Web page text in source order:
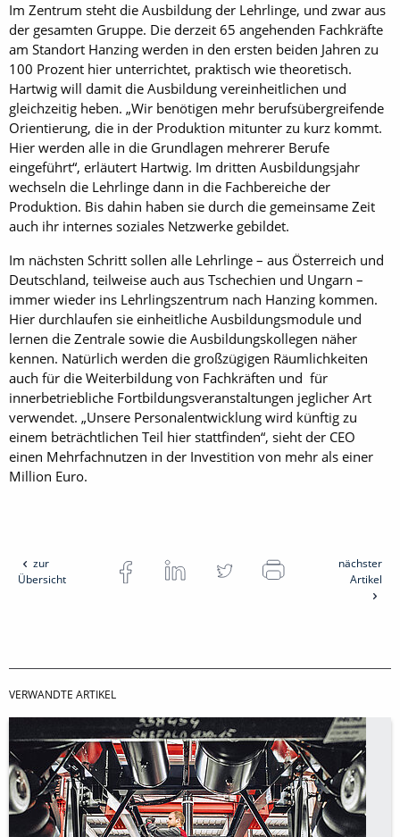
Im Zentrum steht die Ausbildung der Lehrlinge, und zwar aus
der gesamten Gruppe. Die derzeit 65 angehenden Fachkräfte
am Standort Hanzing werden in den ersten beiden Jahren zu
100 Prozent hier unterrichtet, praktisch wie theoretisch.
Hartwig will damit die Ausbildung vereinheitlichen und
gleichzeitig heben. „Wir benötigen mehr berufsübergreifende
Orientierung, die in der Produktion mitunter zu kurz kommt.
Hier werden alle in die Grundlagen mehrerer Berufe
eingeführt“, erläutert Hartwig. Im dritten Ausbildungsjahr
wechseln die Lehrlinge dann in die Fachbereiche der
Produktion. Bis dahin haben sie durch die gemeinsame Zeit
auch ihr internes soziales Netzwerke gebildet.
Im nächsten Schritt sollen alle Lehrlinge – aus Österreich und
Deutschland, teilweise auch aus Tschechien und Ungarn –
immer wieder ins Lehrlingszentrum nach Hanzing kommen.
Hier durchlaufen sie einheitliche Ausbildungsmodule und
lernen die Zentrale sowie die Ausbildungskollegen näher
kennen. Natürlich werden die großzügigen Räumlichkeiten
auch für die Weiterbildung von Fachkräften und für
innerbetriebliche Fortbildungsveranstaltungen jeglicher Art
verwendet. „Unsere Personalentwicklung wird künftig zu
einem beträchtlichen Teil hier stattfinden“, sieht der CEO
einen Mehrfachnutzen in der Investition von mehr als einer
Million Euro.
zur
Übersicht
nächster
Artikel
VERWANDTE ARTIKEL